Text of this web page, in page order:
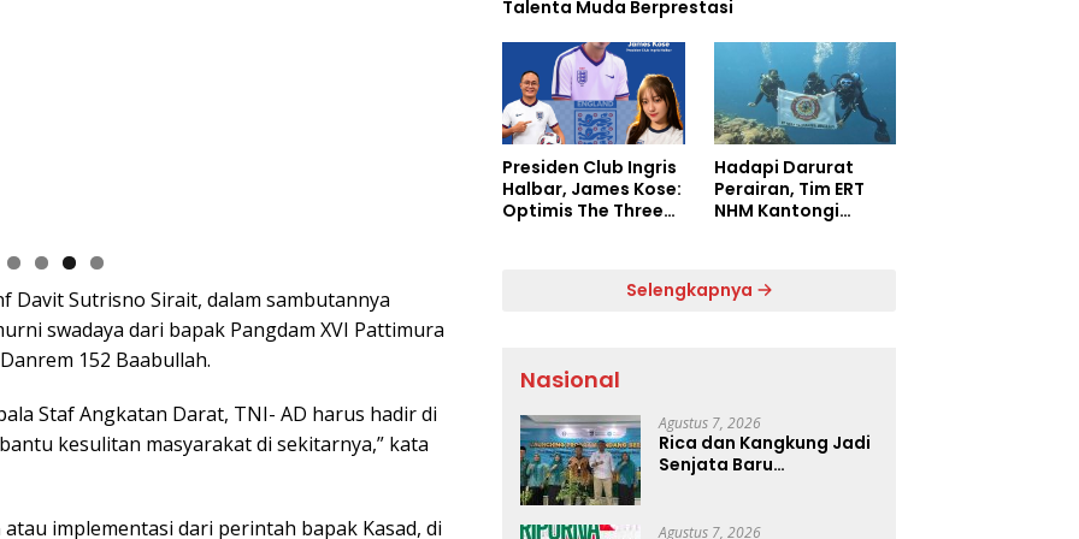
Davit Sutrisno Sirait, dalam sambutannya
swadaya dari bapak Pangdam XVI Pattimura
152 Baabullah.
Staf Angkatan Darat, TNI- AD harus hadir di
kesulitan masyarakat di sekitarnya,” kata
implementasi dari perintah bapak Kasad, di
Talenta Muda Berprestasi
Presiden Club Ingris
Halbar, James Kose:
Optimis The Three
Hadapi Darurat
Perairan, Tim ERT
NHM Kantongi
Selengkapnya
Nasional
Agustus 7, 2026
Rica dan Kangkung Jadi
Senjata Baru
Agustus 7, 2026